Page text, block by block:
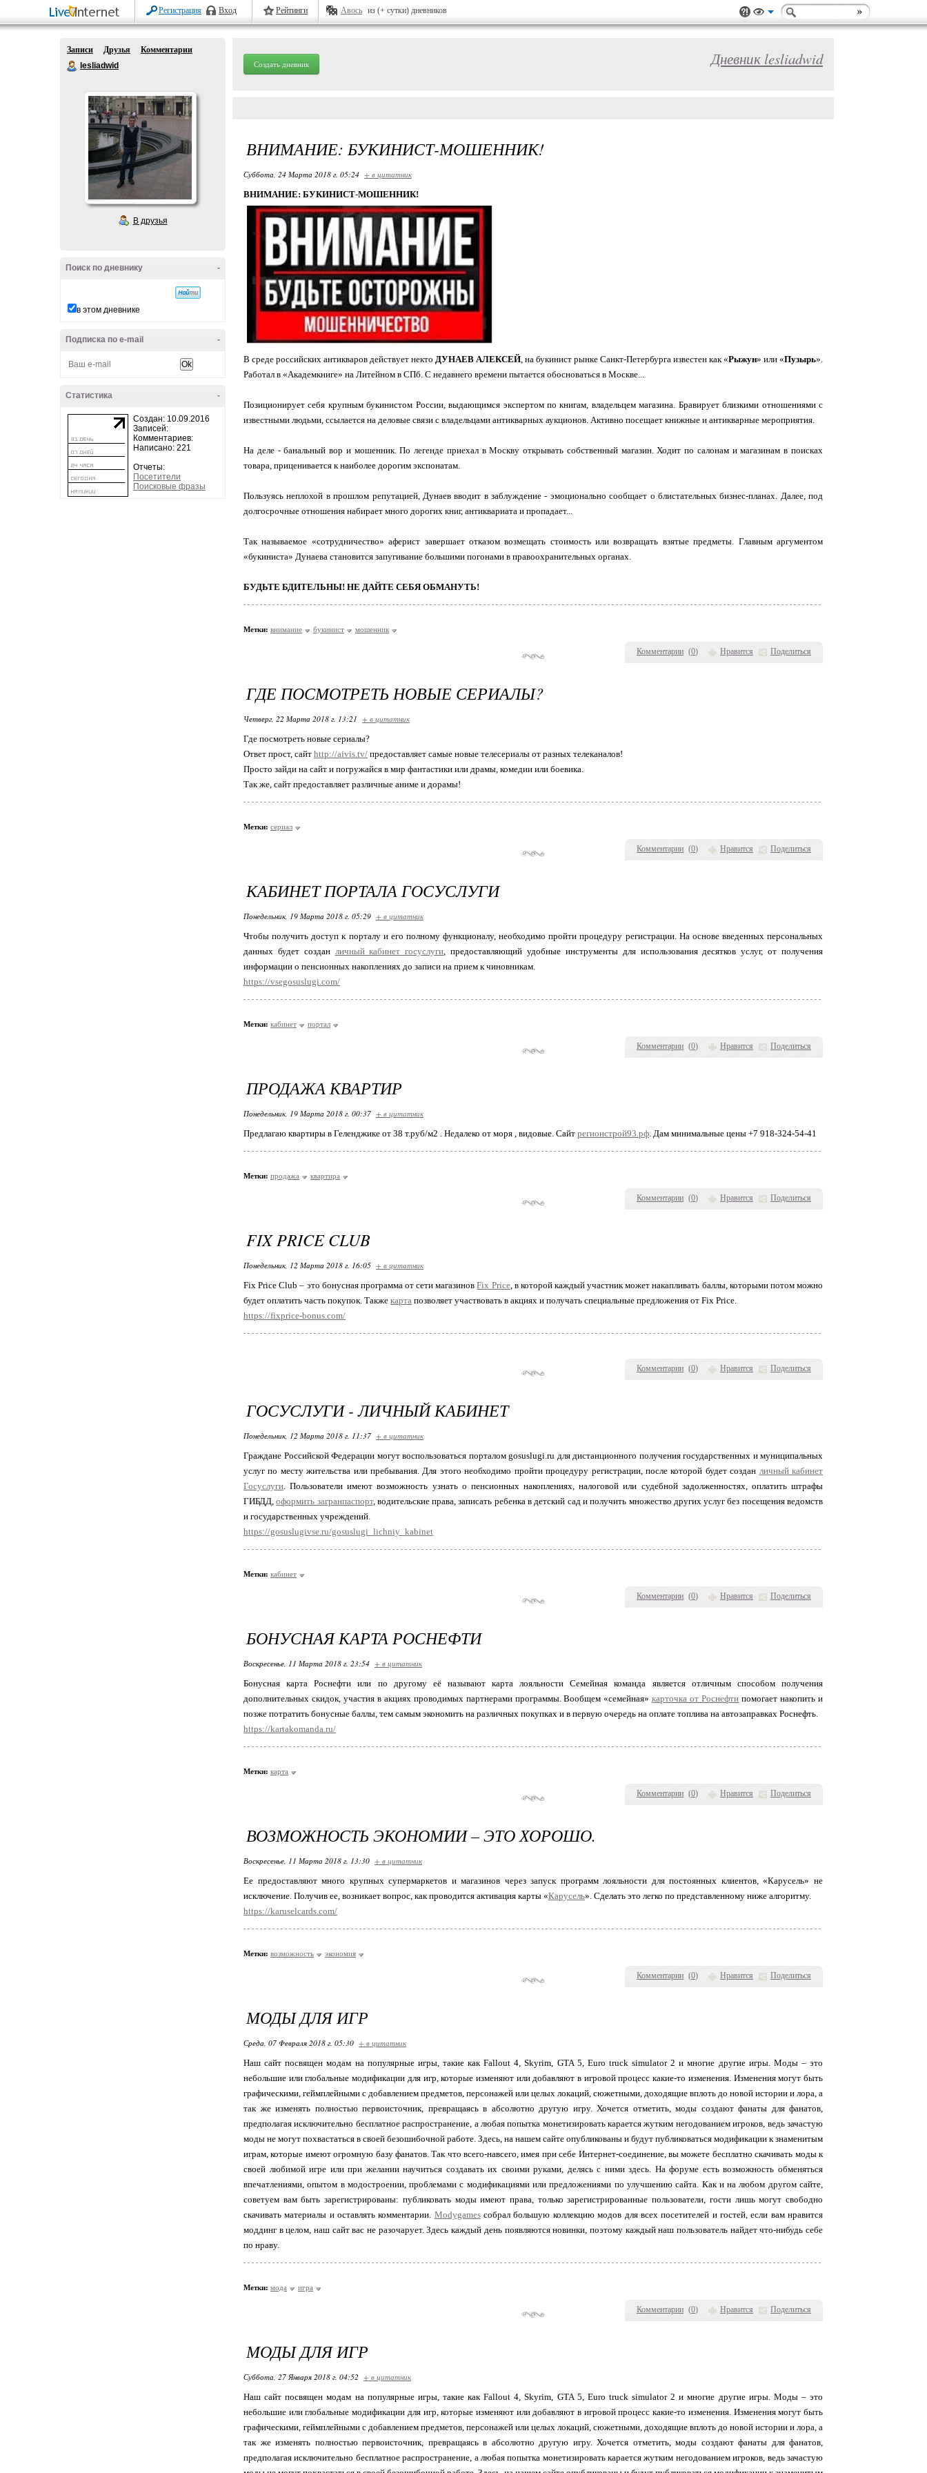
Регистрация Вход Рейтинги Авось из (+ сутки) дневников
Записи Друзья
Комментарии
lesliadwid
В друзья
-
Поиск по дневнику
в этом дневнике
-
Подписка по e-mail
-
Статистика
Создан: 10.09.2016
Записей:
Комментариев:
Написано: 221
Отчеты:
Посетители
Поисковые фразы
Создать дневник Дневник lesliadwid
Комментарии (0) Нравится Поделиться
ВНИМАНИЕ: БУКИНИСТ-МОШЕННИК!
Суббота, 24 Марта 2018 г. 05:24 + в цитатник
ВНИМАНИЕ: БУКИНИСТ-МОШЕННИК!
В среде российских антикваров действует некто ДУНАЕВ АЛЕКСЕЙ, на букинист рынке Санкт-Петербурга известен как «Рыжун» или «Пузырь».
Работал в «Академкниге» на Литейном в СПб. С недавнего времени пытается обосноваться в Москве...
Позиционирует себя крупным букинистом России, выдающимся экспертом по книгам, владельцем магазина. Бравирует близкими отношениями с
известными людьми, ссылается на деловые связи с владельцами антикварных аукционов. Активно посещает книжные и антикварные мероприятия.
На деле - банальный вор и мошенник. По легенде приехал в Москву открывать собственный магазин. Ходит по салонам и магазинам в поисках
товара, приценивается к наиболее дорогим экспонатам.
Пользуясь неплохой в прошлом репутацией, Дунаев вводит в заблуждение - эмоционально сообщает о блистательных бизнес-планах. Далее, под
долгосрочные отношения набирает много дорогих книг, антиквариата и пропадает...
Так называемое «сотрудничество» аферист завершает отказом возмещать стоимость или возвращать взятые предметы. Главным аргументом
«букиниста» Дунаева становится запугивание большими погонами в правоохранительных органах.
БУДЬТЕ БДИТЕЛЬНЫ! НЕ ДАЙТЕ СЕБЯ ОБМАНУТЬ!
Метки: внимание букинист мошенник
Комментарии (0) Нравится Поделиться
ГДЕ ПОСМОТРЕТЬ НОВЫЕ СЕРИАЛЫ?
Четверг, 22 Марта 2018 г. 13:21 + в цитатник
Где посмотреть новые сериалы?
Ответ прост, сайт http://aivis.tv/ предоставляет самые новые телесериалы от разных телеканалов!
Просто зайди на сайт и погружайся в мир фантастики или драмы, комедии или боевика.
Так же, сайт предоставляет различные аниме и дорамы!
Метки: сериал
Комментарии (0) Нравится Поделиться
КАБИНЕТ ПОРТАЛА ГОСУСЛУГИ
Понедельник, 19 Марта 2018 г. 05:29 + в цитатник
Чтобы получить доступ к порталу и его полному функционалу, необходимо пройти процедуру регистрации. На основе введенных персональных
данных будет создан личный кабинет госуслуги, предоставляющий удобные инструменты для использования десятков услуг, от получения
информации о пенсионных накоплениях до записи на прием к чиновникам.
https://vsegosuslugi.com/
Метки: кабинет портал
Комментарии (0) Нравится Поделиться
ПРОДАЖА КВАРТИР
Понедельник, 19 Марта 2018 г. 00:37 + в цитатник
Предлагаю квартиры в Геленджике от 38 т.руб/м2 . Недалеко от моря , видовые. Сайт регионстрой93.рф. Дам минимальные цены +7 918-324-54-41
Метки: продажа квартира
Комментарии (0) Нравится Поделиться
FIX PRICE CLUB
Понедельник, 12 Марта 2018 г. 16:05 + в цитатник
Fix Price Club – это бонусная программа от сети магазиновFix Price, в которой каждый участник может накапливать баллы, которыми потом можно
будет оплатить часть покупок. Также карта позволяет участвовать в акциях и получать специальные предложения от Fix Price.
https://fixprice-bonus.com/
Комментарии (0) Нравится Поделиться
ГОСУСЛУГИ - ЛИЧНЫЙ КАБИНЕТ
Понедельник, 12 Марта 2018 г. 11:37 + в цитатник
Граждане Российской Федерации могут воспользоваться порталом gosuslugi.ru для дистанционного получения государственных и муниципальных
услуг по месту жительства или пребывания. Для этого необходимо пройти процедуру регистрации, после которой будет создан личный кабинет
Госуслуги. Пользователи имеют возможность узнать о пенсионных накоплениях, налоговой или судебной задолженностях, оплатить штрафы
ГИБДД,оформить загранпаспорт, водительские права, записать ребенка в детский сад и получить множество других услуг без посещения ведомств
и государственных учреждений.
https://gosuslugivse.ru/gosuslugi_lichniy_kabinet
Метки: кабинет
Комментарии (0) Нравится Поделиться
БОНУСНАЯ КАРТА РОСНЕФТИ
Воскресенье, 11 Марта 2018 г. 23:54 + в цитатник
Бонусная карта Роснефти или по другому её называют карта лояльности Семейная команда является отличным способом получения
дополнительных скидок, участия в акциях проводимых партнерами программы. Вообщем «семейная»карточка от Роснефти помогает накопить и
позже потратить бонусные баллы, тем самым экономить на различных покупках и в первую очередь на оплате топлива на автозаправках Роснефть.
https://kartakomanda.ru/
Метки: карта
Комментарии (0) Нравится Поделиться
ВОЗМОЖНОСТЬ ЭКОНОМИИ – ЭТО ХОРОШО.
Воскресенье, 11 Марта 2018 г. 13:30 + в цитатник
Ее предоставляют много крупных супермаркетов и магазинов через запуск программ лояльности для постоянных клиентов, «Карусель» не
исключение. Получив ее, возникает вопрос, как проводится активация карты «Карусель». Сделать это легко по представленному ниже алгоритму.
https://karuselcards.com/
Метки: возможность экономия
Комментарии (0) Нравится Поделиться
МОДЫ ДЛЯ ИГР
Среда, 07 Февраля 2018 г. 05:30 + в цитатник
Наш сайт посвящен модам на популярные игры, такие как Fallout 4, Skyrim, GTA 5, Euro truck simulator 2 и многие другие игры. Моды – это
небольшие или глобальные модификации для игр, которые изменяют или добавляют в игровой процесс какие-то изменения. Изменения могут быть
графическими, геймплейными с добавлением предметов, персонажей или целых локаций, сюжетными, доходящие вплоть до новой истории и лора, а
так же изменять полностью первоисточник, превращаясь в абсолютно другую игру. Хочется отметить, моды создают фанаты для фанатов,
предполагая исключительно бесплатное распространение, а любая попытка монетизировать карается жутким негодованием игроков, ведь зачастую
моды не могут похвастаться в своей безошибочной работе. Здесь, на нашем сайте опубликованы и будут публиковаться модификации к знаменитым
играм, которые имеют огромную базу фанатов. Так что всего-навсего, имея при себе Интернет-соединение, вы можете бесплатно скачивать моды к
своей любимой игре или при желании научиться создавать их своими руками, делясь с ними здесь. На форуме есть возможность обменяться
впечатлениями, опытом в модостроении, проблемами с модификациями или предложениями по улучшению сайта. Как и на любом другом сайте,
советуем вам быть зарегистрированы: публиковать моды имеют права, только зарегистрированные пользователи, гости лишь могут свободно
скачивать материалы и оставлять комментарии. Modygamesсобрал большую коллекцию модов для всех посетителей и гостей, если вам нравится
моддинг в целом, наш сайт вас не разочарует. Здесь каждый день появляются новинки, поэтому каждый наш пользователь найдет что-нибудь себе
по нраву.
Метки: мода игра
МОДЫ ДЛЯ ИГР
Суббота, 27 Января 2018 г. 04:52 + в цитатник
Наш сайт посвящен модам на популярные игры, такие как Fallout 4, Skyrim, GTA 5, Euro truck simulator 2 и многие другие игры. Моды – это
небольшие или глобальные модификации для игр, которые изменяют или добавляют в игровой процесс какие-то изменения. Изменения могут быть
графическими, геймплейными с добавлением предметов, персонажей или целых локаций, сюжетными, доходящие вплоть до новой истории и лора, а
так же изменять полностью первоисточник, превращаясь в абсолютно другую игру. Хочется отметить, моды создают фанаты для фанатов,
предполагая исключительно бесплатное распространение, а любая попытка монетизировать карается жутким негодованием игроков, ведь зачастую